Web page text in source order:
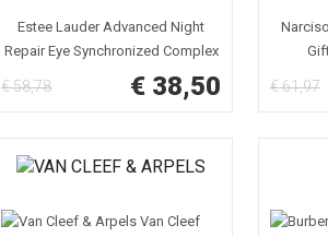
Estee Lauder Advanced Night
Repair Eye Synchronized Complex
II Cream 15 ml
€ 58,78 € 38,50 € 61,97